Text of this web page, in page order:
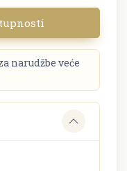
narudžbe veće